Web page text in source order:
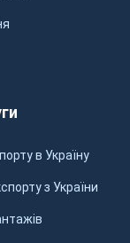
в Україну
з України